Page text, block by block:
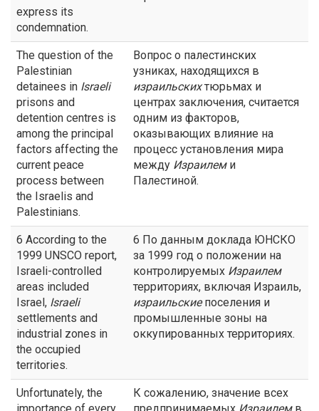
express its
condemnation.
The question of the
Palestinian
detainees in Israeli
prisons and
detention centres is
among the principal
factors affecting the
current peace
process between
the Israelis and
Palestinians.
Вопрос о палестинских
узниках, находящихся в
израильскихтюрьмах и
центрах заключения, считается
одним из факторов,
оказывающих влияние на
процесс установления мира
между Израилеми
Палестиной.
6 According to the
1999 UNSCO report,
Israeli-controlled
areas included
Israel, Israeli
settlements and
industrial zones in
the occupied
territories.
6 По данным доклада ЮНСКО
за 1999 год о положении на
контролируемых Израилем
территориях, включая Израиль,
израильскиепоселения и
промышленные зоны на
оккупированных территориях.
Unfortunately, the
К сожалению, значение всех